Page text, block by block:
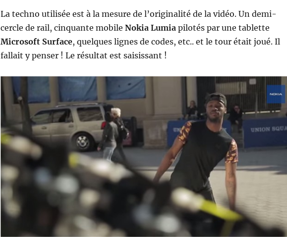
La techno utilisée est à la mesure de l’originalité de la vidéo. Un demi-
cercle de rail, cinquante mobile Nokia Lumia pilotés par une tablette
Microsoft Surface, quelques lignes de codes, etc.. et le tour était joué. Il
fallait y penser ! Le résultat est saisissant !